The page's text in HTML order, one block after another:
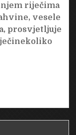
riječima
vesele
prosvjetljuje